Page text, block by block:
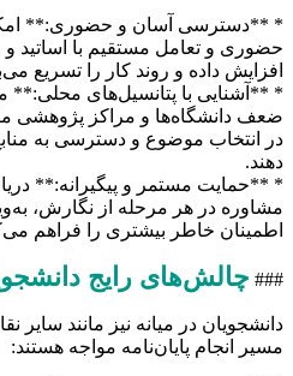
* **دسترسی آسان و حضوری:**
حضوری و تعامل مستقیم با اساتید و
افزایش داده و روند کار را تسریع
* **آشنایی با پتانسیل‌های محلی:**
ضعف دانشگاه‌ها و مراکز پژوهشی
در انتخاب موضوع و دسترسی به
دهند.
* **حمایت مستمر و پیگیرانه:**
مشاوره در هر مرحله از نگارش،
اطمینان خاطر بیشتری را فراهم
### چالش‌های رایج
دانشجویان در میانه نیز مانند سایر
مسیر انجام پایان‌نامه مواجه هستند: